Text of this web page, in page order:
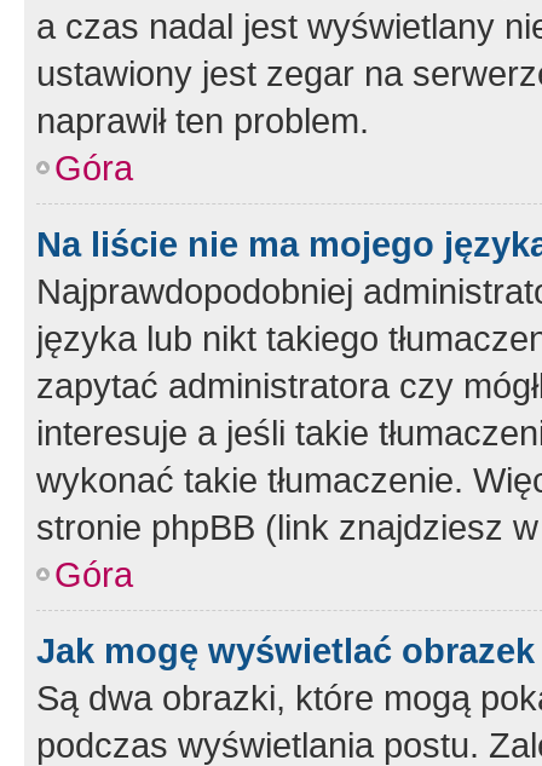
a czas nadal jest wyświetlany
ustawiony jest zegar na
naprawił ten problem.
Góra
Na liście nie ma mojego
Najprawdopodobniej
języka lub nikt takiego
zapytać administratora czy
interesuje a jeśli takie
wykonać takie tłumaczenie.
stronie phpBB (link znajdziesz
Góra
Jak mogę wyświetlać
Są dwa obrazki, które mogą
podczas wyświetlania postu.